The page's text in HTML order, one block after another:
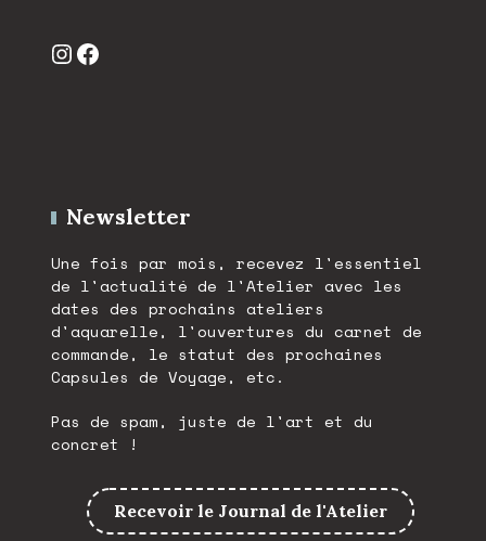
Instagram Facebook
Newsletter
Une fois par mois, recevez l'essentiel
de l'actualité de l'Atelier avec les
dates des prochains ateliers
d'aquarelle, l'ouvertures du carnet de
commande, le statut des prochaines
Capsules de Voyage, etc.
Pas de spam, juste de l'art et du
concret !
Recevoir le Journal de l'Atelier